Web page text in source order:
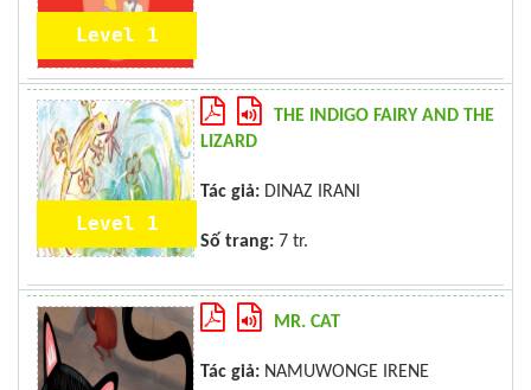
Level 1
Level 1
THE INDIGO FAIRY AND THE
LIZARD
Tác giả: DINAZ IRANI
Số trang: 7 tr.
MR. CAT
Tác giả: NAMUWONGE IRENE